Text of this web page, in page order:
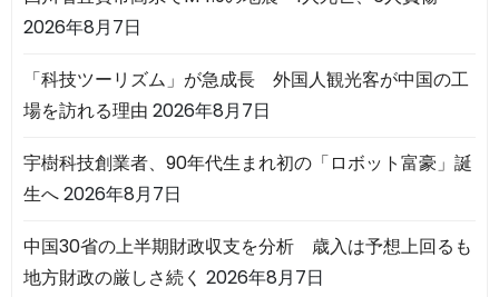
2026年8月7日
「科技ツーリズム」が急成長 外国人観光客が中国の工
場を訪れる理由 2026年8月7日
宇樹科技創業者、90年代生まれ初の「ロボット富豪」誕
生へ2026年8月7日
中国30省の上半期財政収支を分析 歳入は予想上回るも
地方財政の厳しさ続く 2026年8月7日